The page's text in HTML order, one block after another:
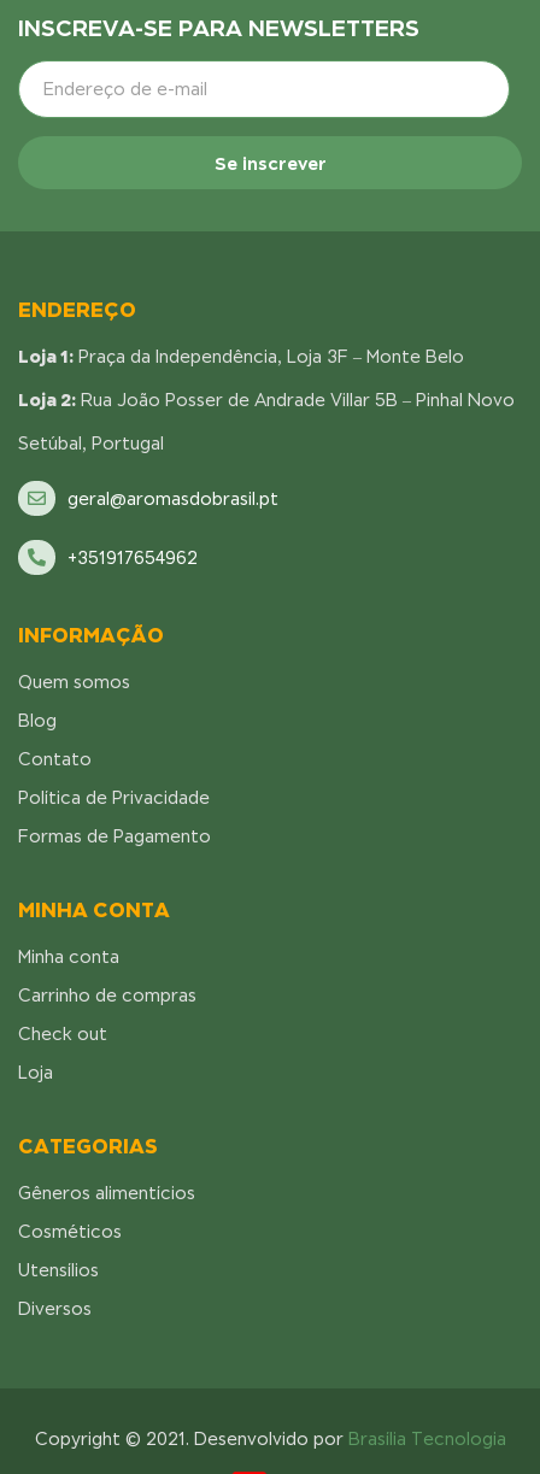
INSCREVA-SE PARA NEWSLETTERS
ENDEREÇO
Loja 1: Praça da Independência, Loja 3F – Monte Belo
Loja 2: Rua João Posser de Andrade Villar 5B – Pinhal Novo
Setúbal, Portugal
geral@aromasdobrasil.pt
+351917654962
INFORMAÇÃO
Quem somos
Blog
Contato
Política de Privacidade
Formas de Pagamento
MINHA CONTA
Minha conta
Carrinho de compras
Check out
Loja
CATEGORIAS
Gêneros alimentícios
Cosméticos
Utensílios
Diversos
Copyright © 2021. Desenvolvido por Brasília Tecnologia